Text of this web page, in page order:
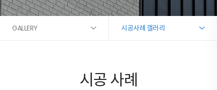
GALLERY 시공사례 갤러리
시공 사례